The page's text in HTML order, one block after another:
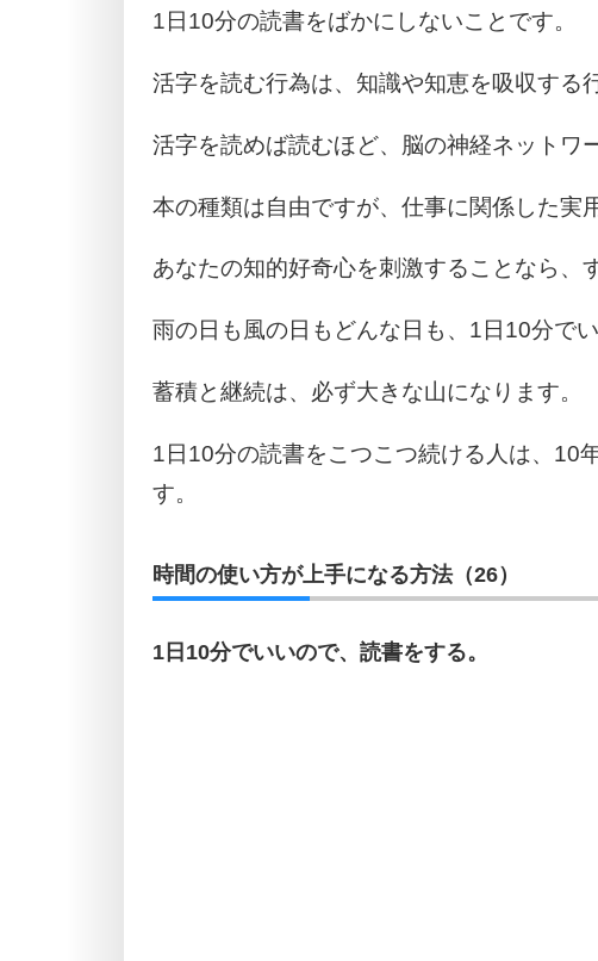
1日10分の読書をばかにしないことです。
活字を読む行為は、知識や知恵を吸収する
活字を読めば読むほど、脳の神経ネットワ
本の種類は自由ですが、仕事に関係した実
あなたの知的好奇心を刺激することなら、
雨の日も風の日もどんな日も、1日10分で
蓄積と継続は、必ず大きな山になります。
1日10分の読書をこつこつ続ける人は、10
す。
時間の使い方が上手になる方法（26）
1日10分でいいので、読書をする。